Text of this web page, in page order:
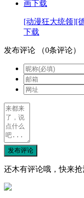
[动漫狂大统领][
下载
发布评论 （0条评论）
发布评论
还木有评论哦，快来